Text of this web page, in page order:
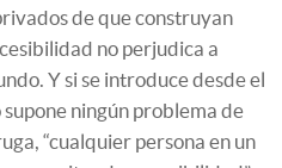
de que construyan
no perjudica a
Y si se introduce desde el
ningún problema de
“cualquier persona en un